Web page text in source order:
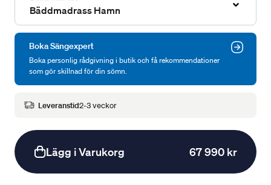
Bäddmadrass Hamn
Boka Sängexpert
Boka personlig rådgivning i butik och få rekommendationer
som gör skillnad för din sömn.
Leveranstid2-3 veckor
Lägg i Varukorg 67 990 kr